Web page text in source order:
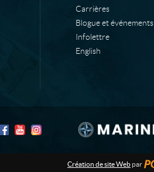
Carrières
Blogue et événements
Infolettre
English
Création de site Webpar